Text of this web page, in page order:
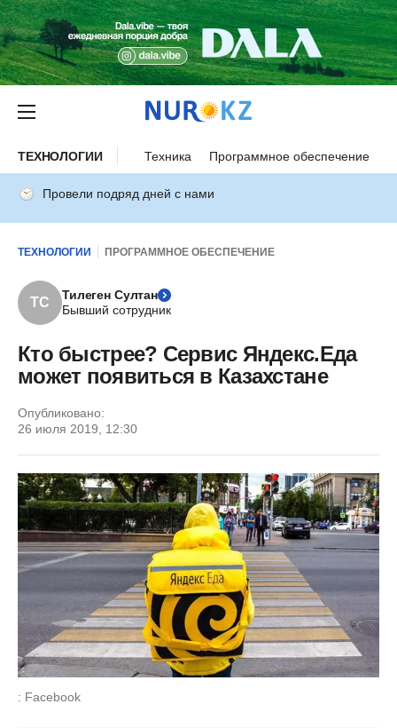
ТЕХНОЛОГИИ Техника Программное обеспечение
Провели подряд дней с нами
ТЕХНОЛОГИИ ПРОГРАММНОЕ ОБЕСПЕЧЕНИЕ
ТС
Тилеген Султан
Бывший сотрудник
Кто быстрее? Сервис Яндекс.Еда
может появиться в Казахстане
Опубликовано:
26 июля 2019, 12:30
: Facebook